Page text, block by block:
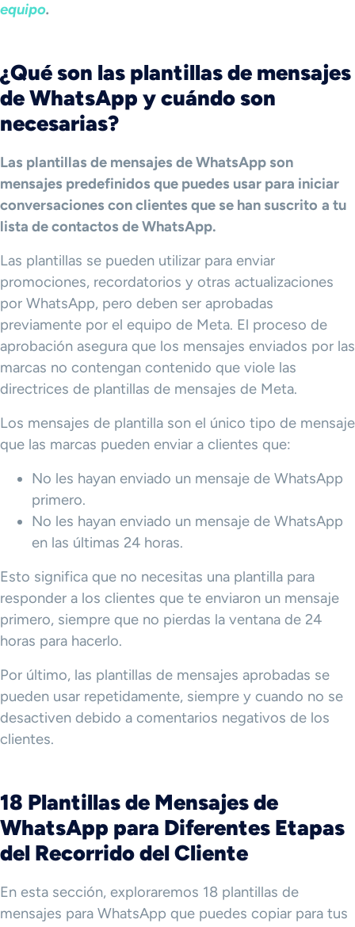
equipo.
¿Qué son las plantillas de mensajes
de WhatsApp y cuándo son
necesarias?
Las plantillas de mensajes de WhatsApp son
mensajes predefinidos que puedes usar para iniciar
conversaciones con clientes que se han suscrito a tu
lista de contactos de WhatsApp.
Las plantillas se pueden utilizar para enviar
promociones, recordatorios y otras actualizaciones
por WhatsApp, pero deben ser aprobadas
previamente por el equipo de Meta. El proceso de
aprobación asegura que los mensajes enviados por las
marcas no contengan contenido que viole las
directrices de plantillas de mensajes de Meta.
Los mensajes de plantilla son el único tipo de mensaje
que las marcas pueden enviar a clientes que:
No les hayan enviado un mensaje de WhatsApp
primero.
No les hayan enviado un mensaje de WhatsApp
en las últimas 24 horas.
Esto significa que no necesitas una plantilla para
responder a los clientes que te enviaron un mensaje
primero, siempre que no pierdas la ventana de 24
horas para hacerlo.
Por último, las plantillas de mensajes aprobadas se
pueden usar repetidamente, siempre y cuando no se
desactiven debido a comentarios negativos de los
clientes.
18 Plantillas de Mensajes de
WhatsApp para Diferentes Etapas
del Recorrido del Cliente
En esta sección, exploraremos 18 plantillas de
mensajes para WhatsApp que puedes copiar para tus